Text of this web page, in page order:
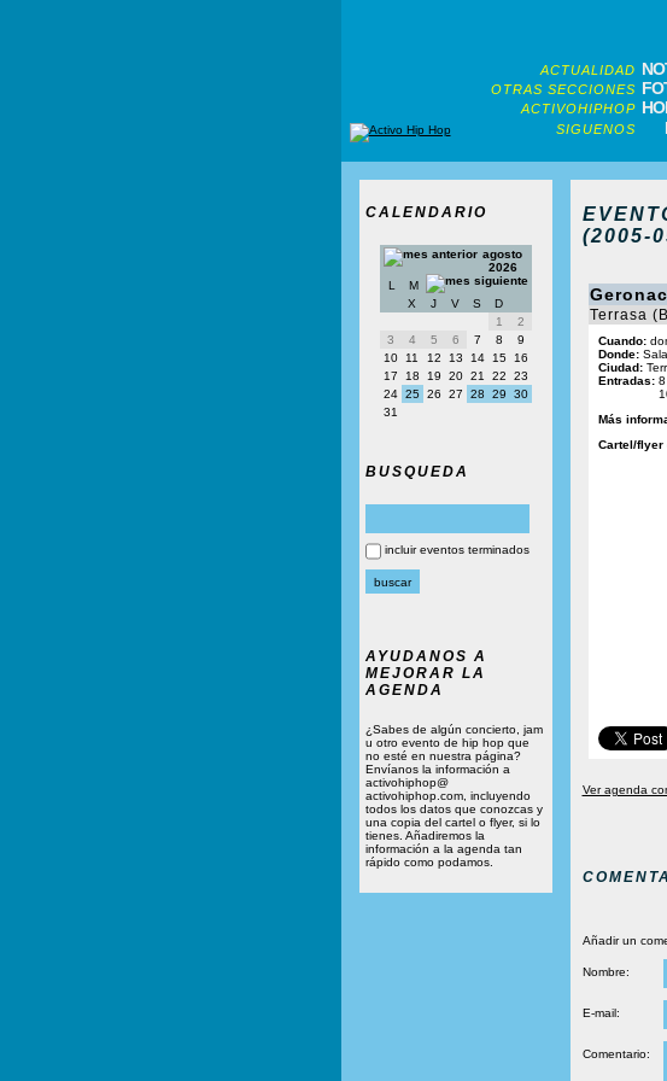
ACTUALIDAD
OTRAS SECCIONES
ACTIVOHIPHOP
SIGUENOS
CALENDARIO
agosto
2026
L
M
X
J V S
D
1
2
3
4 5 6 7 8
9
10
11 12 13 14 15
16
17
18 19 20 21 22
23
24 25 26 27 28 29
30
31
BUSQUEDA
incluir eventos terminados
AYUDANOS A
MEJORAR LA
AGENDA
¿Sabes de algún concierto, jam
u otro evento de hip hop que
no esté en nuestra página?
Envíanos la información a
activohiphop@
activohiphop.com, incluyendo
todos los datos que conozcas y
una copia del cartel o flyer, si lo
tienes. Añadiremos la
información a la agenda tan
rápido como podamos.
(2005-
Terrasa
Cuando:
Donde:Sala
Ciudad:
Entradas:
Más
Cartel/flyer
Ver agenda
Añadir un
Nombre:
E-mail:
Comentario: